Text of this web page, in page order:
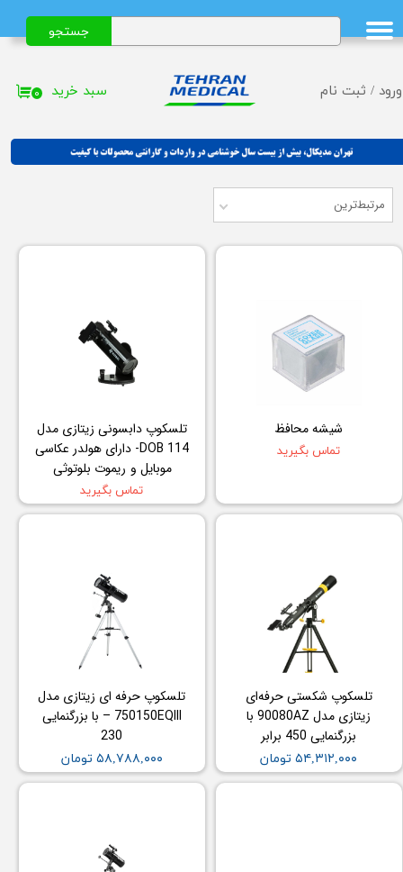
ورود / ثبت نام
حساب کاربری من
تغییر گذر واژه
خروج از حساب کاربری
جستجو
۰ سبد خرید
مرتبط‌ترین
شیشه محافظ
تماس بگیرید
تلسکوپ دابسونی زیتازی مدل
DOB 114- دارای هولدر عکاسی
موبایل و ریموت بلوتوثی
تماس بگیرید
تلسکوپ شکستی حرفه‌ای
زیتازی مدل 90080AZ با
بزرگنمایی 450 برابر
۵۴,۳۱۲,۰۰۰ تومان
تلسکوپ حرفه ای زیتازی مدل
750150EQIII – با بزرگنمایی
230
۵۸,۷۸۸,۰۰۰ تومان